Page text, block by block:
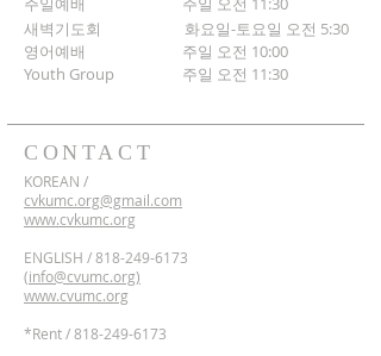
CONTACT
새벽기도회
화요일-토요일 오전 5:30
영어예배 주일 오전 10:00
​Youth Group
주일 오전 11:30
KOREAN /
cvkumc.org@gmail.com
www.cvkumc.org
ENGLISH /818-249-6173
(info@cvumc.org)
www.cvumc.org
​*Rent /818-249-6173